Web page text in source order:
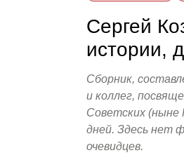
Сергей
истории,
Сборник,
и коллег,
Советских (ныне
дней. Здесь нет
очевидцев.